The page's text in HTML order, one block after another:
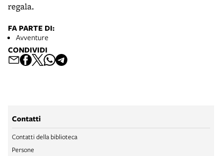
regala.
FA PARTE DI:
Avventure
CONDIVIDI
Contatti
Contatti della biblioteca
Persone